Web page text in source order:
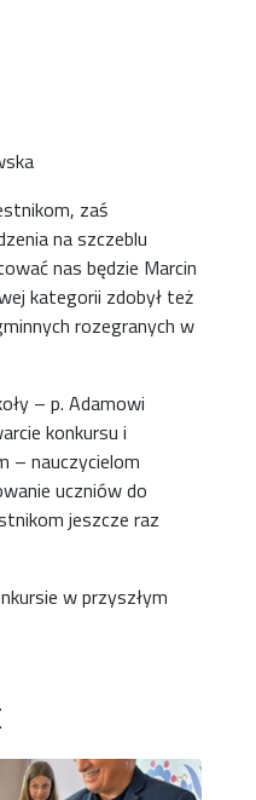
zaś
na szczeblu
nas będzie Marcin
kategorii zdobył też
rozegranych w
– p. Adamowi
konkursu i
– nauczycielom
uczniów do
jeszcze raz
w przyszłym